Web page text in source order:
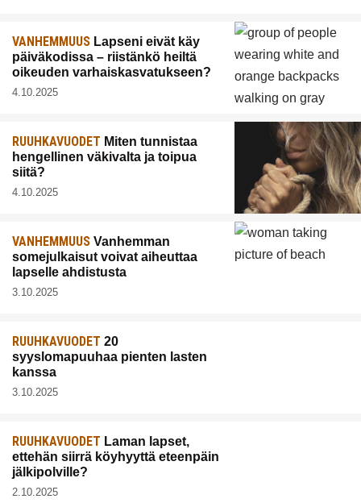
VANHEMMUUS Lapseni eivät käy
päiväkodissa – riistänkö heiltä
oikeuden varhaiskasvatukseen?
4.10.2025
RUUHKAVUODET Miten tunnistaa
hengellinen väkivalta ja toipua
siitä?
4.10.2025
VANHEMMUUS Vanhemman
somejulkaisut voivat aiheuttaa
lapselle ahdistusta
3.10.2025
RUUHKAVUODET 20
syyslomapuuhaa pienten lasten
kanssa
3.10.2025
RUUHKAVUODET Laman lapset,
ettehän siirrä köyhyyttä eteenpäin
jälkipolville?
2.10.2025